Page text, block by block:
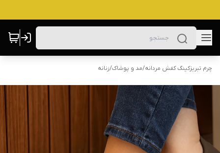
چرم تبریزکینگ کفش مردانه/مد و پوشاک/زنانه